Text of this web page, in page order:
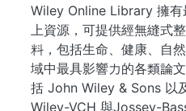
Wiley Online Library 擁有
上資源，可提供經無縫式
料，包括生命、健康、自
域中最具影響力的各類論
括 John Wiley & Sons 以
Wiley-VCH 與Jossey-